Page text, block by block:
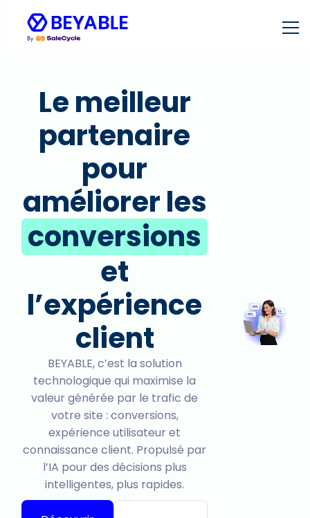
Le meilleur
partenaire
pour
améliorer les
conversions
et
l’expérience
client
BEYABLE, c’est la solution
technologique qui maximise la
valeur générée par le trafic de
votre site : conversions,
expérience utilisateur et
connaissance client. Propulsé par
l’IA pour des décisions plus
intelligentes, plus rapides.